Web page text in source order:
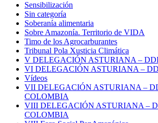
Sensibilización
Sin categoría
Soberanía alimentaria
Sobre Amazonía. Territorio de VIDA
Timo de los Agrocarburantes
Tribunal Pola Xusticia Climática
V DELEGACIÓN ASTURIANA –
VI DELEGACIÓN ASTURIANA –
Vídeos
VII DELEGACIÓN ASTURIANA –
COLOMBIA
VIII DELEGACIÓN ASTURIANA –
COLOMBIA